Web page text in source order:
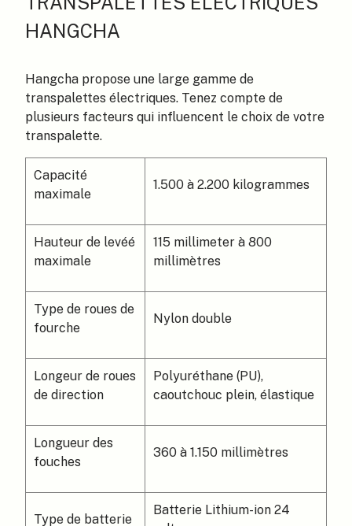
HANGCHA
Hangcha propose une large gamme de
transpalettes électriques. Tenez compte de
plusieurs facteurs qui influencent le choix de votre
transpalette.
Capacité
maximale
1.500 à 2.200 kilogrammes
Hauteur de levéé
maximale
115 millimeter à 800
millimètres
Type de roues de
fourche
Nylon double
Longeur de roues
de direction
Polyuréthane (PU),
caoutchouc plein, élastique
Longueur des
fouches
360 à 1.150 millimètres
Type de batterie
Batterie Lithium-ion 24